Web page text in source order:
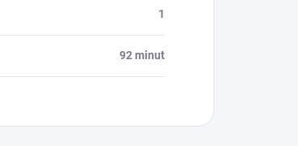
1
92 minut